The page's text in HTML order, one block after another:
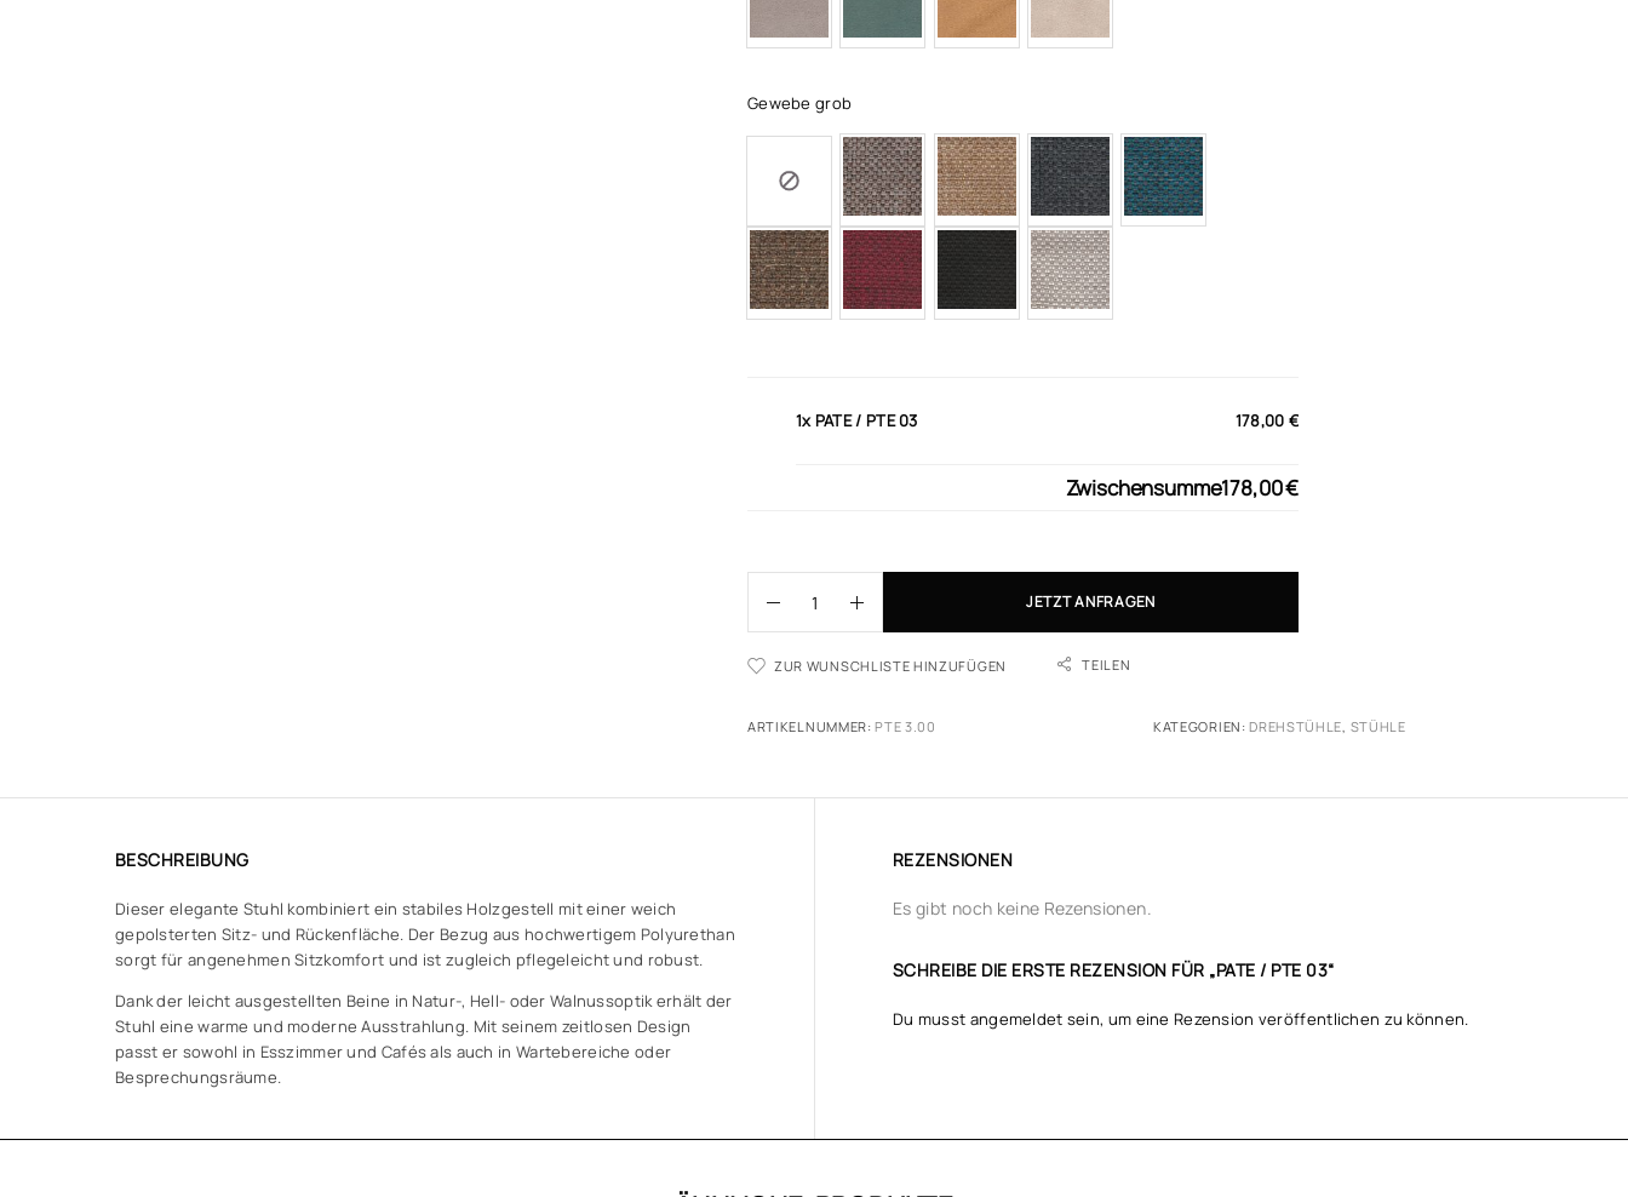
Gewebe grob
1xPATE / PTE 03 178,00 €
Zwischensumme178,00 €
JETZT ANFRAGEN
ZUR WUNSCHLISTE HINZUFÜGEN TEILEN
ARTIKELNUMMER:PTE 3.00 KATEGORIEN:DREHSTÜHLE, STÜHLE
BESCHREIBUNG
Dieser elegante Stuhl kombiniert ein stabiles Holzgestell mit einer weich
gepolsterten Sitz- und Rückenfläche. Der Bezug aus hochwertigem Polyurethan
sorgt für angenehmen Sitzkomfort und ist zugleich pflegeleicht und robust.
Dank der leicht ausgestellten Beine in Natur-, Hell- oder Walnussoptik erhält der
Stuhl eine warme und moderne Ausstrahlung. Mit seinem zeitlosen Design
passt er sowohl in Esszimmer und Cafés als auch in Wartebereiche oder
Besprechungsräume.
REZENSIONEN
Es gibt noch keine Rezensionen.
SCHREIBE DIE ERSTE REZENSION FÜR „PATE / PTE 03“
Du musst angemeldet sein, um eine Rezension veröffentlichen zu können.